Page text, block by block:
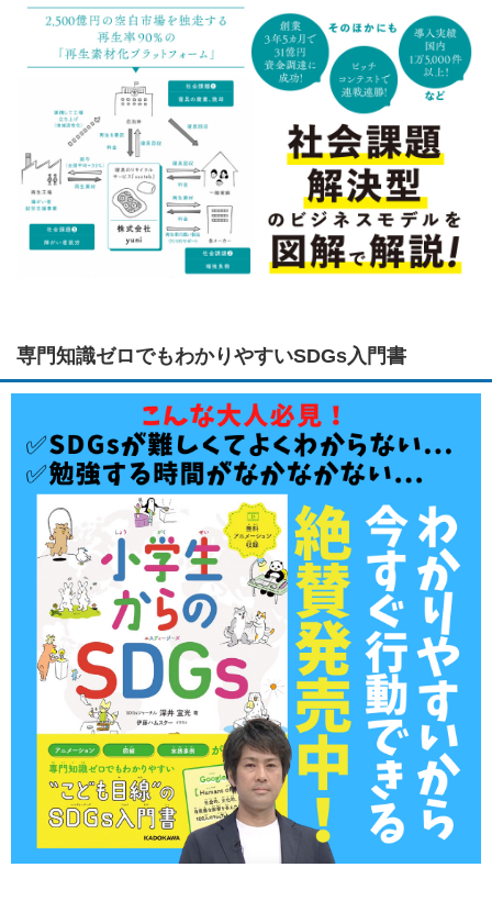
専門知識ゼロでもわかりやすいSDGs入門書